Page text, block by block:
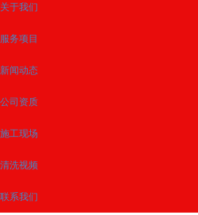
关于我们
服务项目
新闻动态
公司资质
施工现场
清洗视频
联系我们